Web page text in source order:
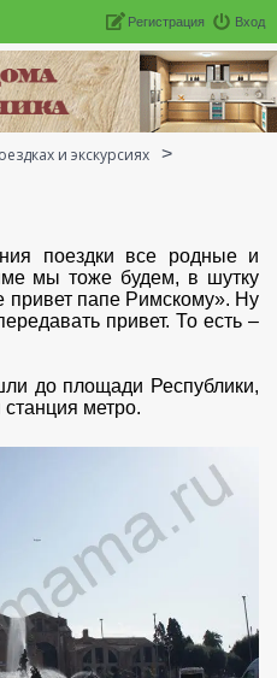
Вход
Регистрация
и экскурсиях
поездки все родные и
мы тоже будем, в шутку
привет папе Римскому». Ну
привет. То есть –
до площади Республики,
метро.